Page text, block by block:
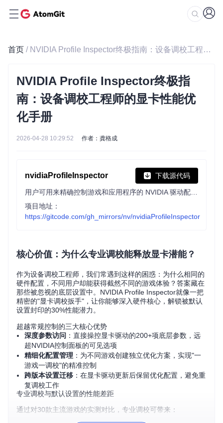
首页 / NVIDIA Profile Inspector终极指南：设备调校工程师的显卡性能优化手册
NVIDIA Profile Inspector终极指
南：设备调校工程师的显卡性能优
化手册
2026-04-28 10:29:52 作者：龚格成
nvidiaProfileInspector 下载源代码
项目地址：
https://gitcode.com/gh_mirrors/nv/nvidiaProfileInspector
核心价值：为什么专业调校能释放显卡潜能？
作为设备调校工程师，我们常遇到这样的困惑：为什么相同的
硬件配置，不同用户却能获得截然不同的游戏体验？答案藏在
那些被忽视的底层设置中。NVIDIA Profile Inspector就像一把
精密的"显卡调校扳手"，让你能够深入硬件核心，解锁被默认
设置封印的30%性能潜力。
超越常规控制的三大核心优势
深度参数访问 ：直接操控显卡驱动的200+项底层参数，远
超NVIDIA控制面板的可见选项
精细化配置管理 ：为不同游戏创建独立优化方案，实现"一
游戏一调校"的精准控制
跨版本设置迁移 ：在显卡驱动更新后保留优化配置，避免重
复调校工作
专业调校与默认设置的性能差距
通过对30款主流游戏的实测对比，专业调校可带来：